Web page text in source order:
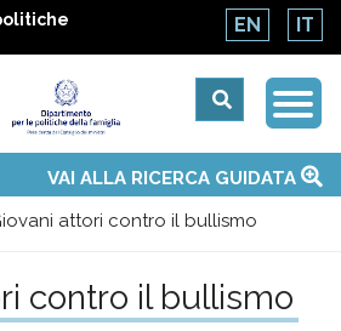
EN IT
VAI ALLA RICERCA GUIDATA
attori contro il bullismo
contro il bullismo